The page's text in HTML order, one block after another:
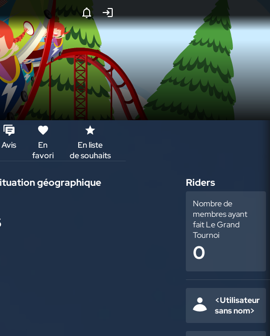
Avis
En
favori
En liste
de souhaits
géographique Riders
Nombre de
membres ayant
fait Le Grand
Tournoi
0
<Utilisateur
sans nom>